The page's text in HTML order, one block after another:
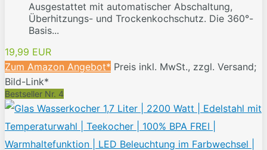
Ausgestattet mit automatischer Abschaltung,
Überhitzungs- und Trockenkochschutz. Die 360°-
Basis...
19,99 EUR
Zum Amazon Angebot* Preis inkl. MwSt., zzgl. Versand;
Bild-Link*
Bestseller Nr. 4